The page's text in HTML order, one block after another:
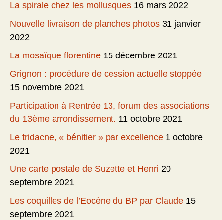
La spirale chez les mollusques 16 mars 2022
Nouvelle livraison de planches photos 31 janvier
2022
La mosaïque florentine 15 décembre 2021
Grignon : procédure de cession actuelle stoppée
15 novembre 2021
Participation à Rentrée 13, forum des associations
du 13ème arrondissement. 11 octobre 2021
Le tridacne, « bénitier » par excellence 1 octobre
2021
Une carte postale de Suzette et Henri 20
septembre 2021
Les coquilles de l’Eocène du BP par Claude 15
septembre 2021